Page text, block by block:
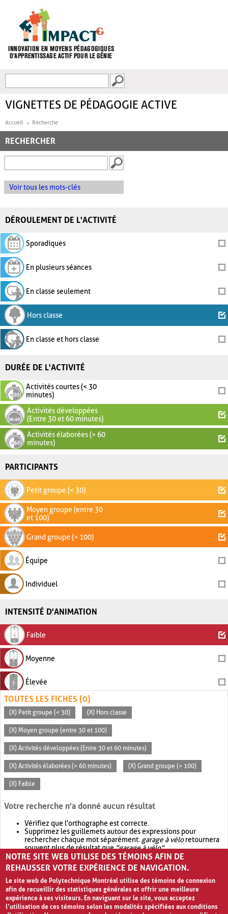
FORMULAIRE DE
VIGNETTES DE PÉDAGOGIE ACTIVE
Accueil Recherche
RECHERCHER
Voir tous les mots-clés
DÉROULEMENT DE L'ACTIVITÉ
Sporadiques
En plusieurs séances
En classe seulement
Hors classe
En classe et hors classe
DURÉE DE L'ACTIVITÉ
Activités courtes (< 30
minutes)
Activités développées
(Entre 30 et 60 minutes)
Activités élaborées (> 60
minutes)
PARTICIPANTS
Petit groupe (< 30)
Moyen groupe (entre 30
et 100)
Grand groupe (> 100)
Équipe
Individuel
INTENSITÉ D'ANIMATION
Faible
Moyenne
Élevée
TOUTES LES FICHES (0)
(X) Petit groupe (< 30) (X) Hors classe
(X) Moyen groupe (entre 30 et 100)
(X) Activités développées (Entre 30 et 60 minutes)
(X) Activités élaborées (> 60 minutes) (X) Grand groupe (> 100)
(X) Faible
Votre recherche n'a donné aucun résultat
Vérifiez que l'orthographe est correcte.
Supprimez les guillemets autour des expressions pour
rechercher chaque mot séparément. garage à véloretournera
souvent plus de résultat que"garage à vélo".
Envisagez d'élargir votre recherche avec OR.garage OR vélo
retournera souvent plus de résultat quegarage à vélo
NOTRE SITE WEB UTILISE DES TÉMOINS AFIN DE
REHAUSSER VOTRE EXPÉRIENCE DE NAVIGATION.
Le site web de Polytechnique Montréal utilise des témoins de connexion
afin de recueillir des statistiques générales et offrir une meilleure
expérience à ses visiteurs. En naviguant sur le site, vous acceptez
l’utilisation de ces témoins selon les modalités spécifiées aux conditions